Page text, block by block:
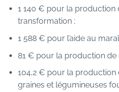
1 140 € pour la production
transformation ;
1 588 € pour l’aide au
81 € pour la production de
104,2 € pour la production
graines et légumineuses